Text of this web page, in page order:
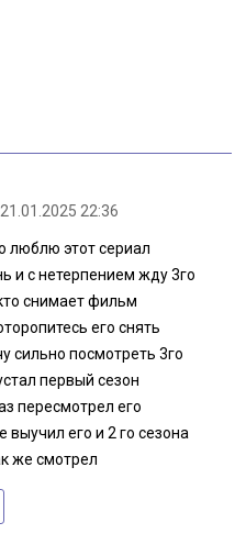
| 21.01.2025 22:36
люблю этот сериал
и с нетерпением жду 3го
снимает фильм
его снять
сильно посмотреть 3го
первый сезон
пересмотрел его
выучил его и 2 го сезона
же смотрел